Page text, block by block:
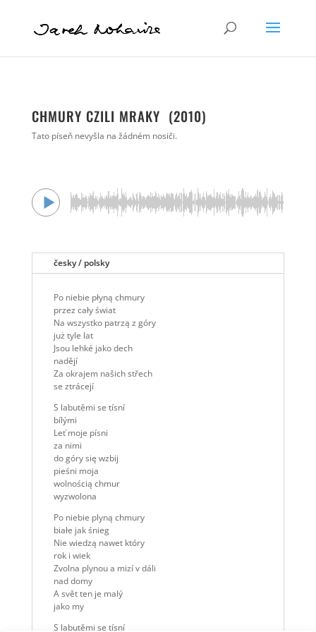
CHMURY CZILI MRAKY (2010)
Tato píseň nevyšla na žádném nosiči.
česky / polsky
Po niebie płyną chmury
przez cały świat
Na wszystko patrzą z góry
już tyle lat
Jsou lehké jako dech
nadějí
Za okrajem našich střech
se ztrácejí
S labutěmi se tísní
bílými
Leť moje písni
za nimi
do góry się wzbij
pieśni moja
wolnością chmur
wyzwolona
Po niebie plyną chmury
białe jak śnieg
Nie wiedzą nawet który
rok i wiek
Zvolna plynou a mizí v dáli
nad domy
A svět ten je malý
jako my
S labutěmi se tísní